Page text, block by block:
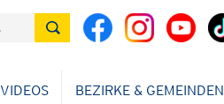
VIDEOS BEZIRKE & GEMEINDEN